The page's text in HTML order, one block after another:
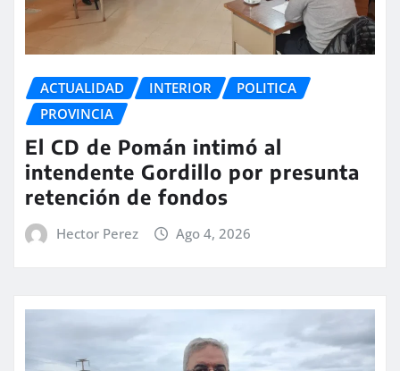
ACTUALIDAD INTERIOR
POLITICA
PROVINCIA
El CD de Pomán intimó al
intendente Gordillo por presunta
retención de fondos
Hector Perez Ago 4, 2026